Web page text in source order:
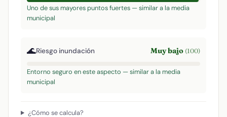
Uno de sus mayores puntos fuertes — similar a la media
municipal
🌊Riesgo inundación Muy bajo (100)
Entorno seguro en este aspecto — similar a la media
municipal
¿Cómo se calcula?